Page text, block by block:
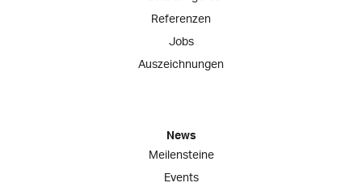
Referenzen
Jobs
Auszeichnungen
News
Meilensteine
Events